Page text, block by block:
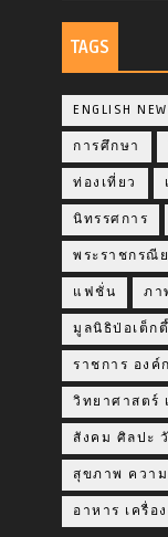
TAGS
ENGLISH
การศึกษา
ท่องเที่ยว
นิทรรศการ
พระราชกรณี
แฟชั่น ภา
มูลนิธิป่อเต็กตึ๊
ราชการ องค์
วิทยาศาสตร์
สังคม ศิลปะ
สุขภาพ ความ
อาหาร เครื่อ